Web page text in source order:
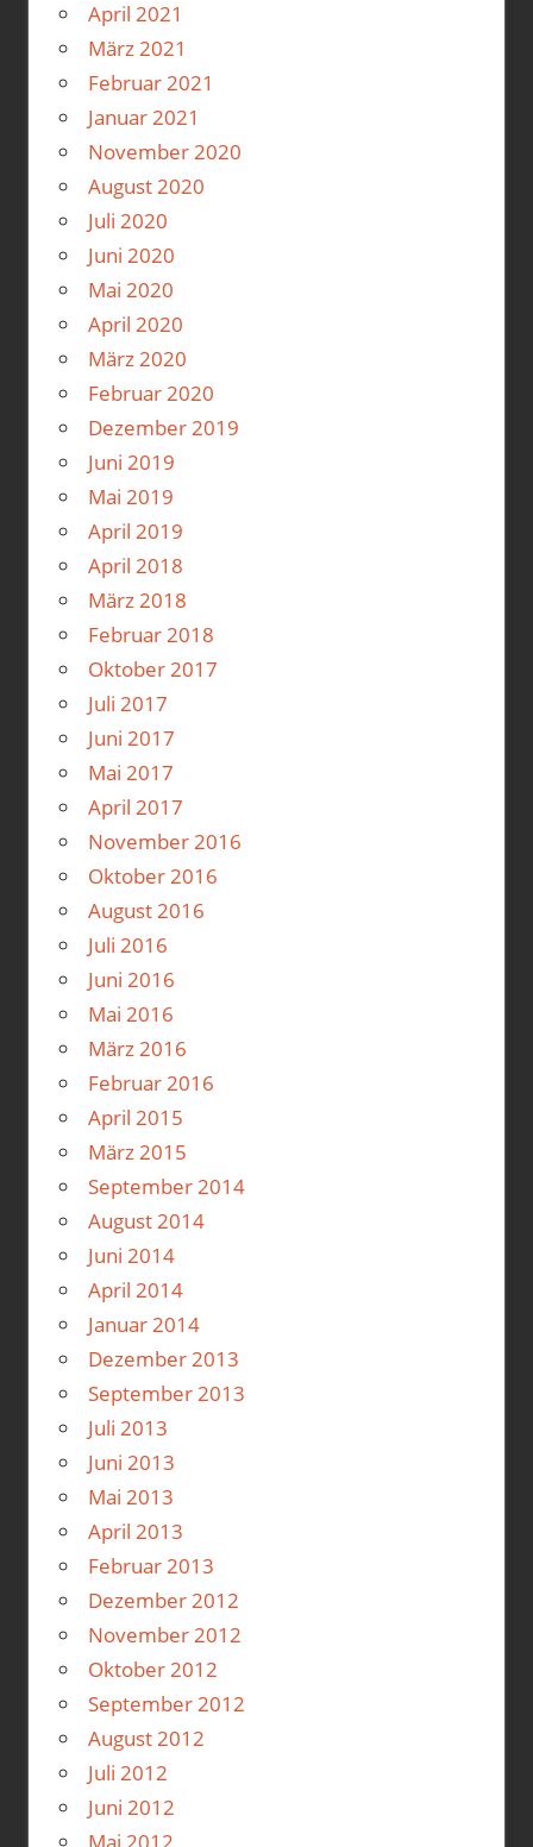
April 2021
März 2021
Februar 2021
Januar 2021
November 2020
August 2020
Juli 2020
Juni 2020
Mai 2020
April 2020
März 2020
Februar 2020
Dezember 2019
Juni 2019
Mai 2019
April 2019
April 2018
März 2018
Februar 2018
Oktober 2017
Juli 2017
Juni 2017
Mai 2017
April 2017
November 2016
Oktober 2016
August 2016
Juli 2016
Juni 2016
Mai 2016
März 2016
Februar 2016
April 2015
März 2015
September 2014
August 2014
Juni 2014
April 2014
Januar 2014
Dezember 2013
September 2013
Juli 2013
Juni 2013
Mai 2013
April 2013
Februar 2013
Dezember 2012
November 2012
Oktober 2012
September 2012
August 2012
Juli 2012
Juni 2012
Mai 2012